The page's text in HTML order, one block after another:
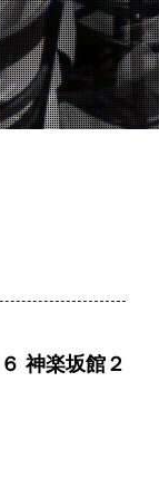
神楽坂館２